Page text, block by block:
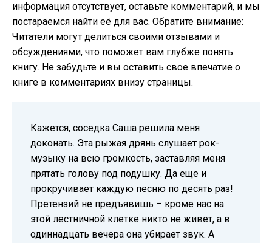
информация отсутствует, оставьте комментарий, и мы
постараемся найти её для вас. Обратите внимание:
Читатели могут делиться своими отзывами и
обсуждениями, что поможет вам глубже понять
книгу. Не забудьте и вы оставить свое впечатие о
книге в комментариях внизу страницы.
Кажется, соседка Саша решила меня
доконать. Эта рыжая дрянь слушает рок-
музыку на всю громкость, заставляя меня
прятать голову под подушку. Да еще и
прокручивает каждую песню по десять раз!
Претензий не предъявишь – кроме нас на
этой лестничной клетке никто не живет, а в
одиннадцать вечера она убирает звук. А